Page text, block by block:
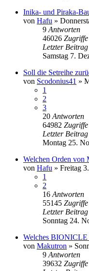
Inika- und Piraka-
von Hafu »
9 Antworten
46026 Zugriffe
Letzter Beitrag
Samstag 7.
Soll die Setreihe
von Scodonius41 »
1
2
3
20 Antworten
64982 Zugriffe
Letzter Beitrag
Montag 25.
Welchen Orden von
von Hafu » Freitag
1
2
16 Antworten
55145 Zugriffe
Letzter Beitrag
Sonntag 24.
Welches BIONICLE
von Makutron »
9 Antworten
39632 Zugriffe